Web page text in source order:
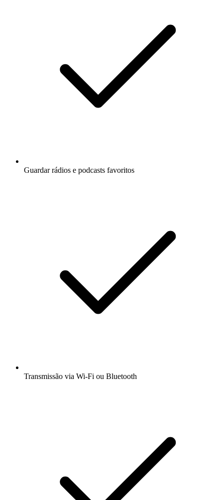
Guardar rádios e podcasts favoritos
Transmissão via Wi-Fi ou Bluetooth